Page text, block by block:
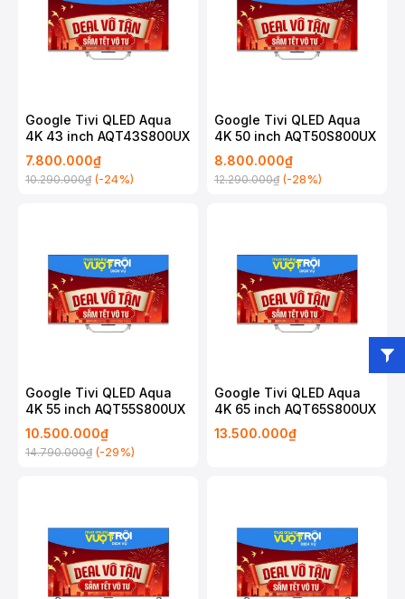
Google Tivi QLED Aqua
4K 43 inch AQT43S800UX
7.800.000₫
10.290.000₫ (-24%)
Google Tivi QLED Aqua
4K 50 inch AQT50S800UX
8.800.000₫
12.290.000₫ (-28%)
Google Tivi QLED Aqua
4K 55 inch AQT55S800UX
10.500.000₫
14.790.000₫ (-29%)
Google Tivi QLED Aqua
4K 65 inch AQT65S800UX
13.500.000₫